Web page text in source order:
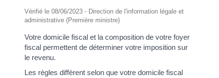
Vérifié le 08/06/2023 - Direction de l'information légale et
administrative (Première ministre)
Votre domicile fiscal et la composition de votre foyer
fiscal permettent de déterminer votre imposition sur
le revenu.
Les règles diffèrent selon que votre domicile fiscal